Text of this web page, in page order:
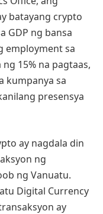
batayang crypto
GDP ng bansa
employment sa
15% na pagtaas,
kumpanya sa
presensya
ay nagdala din
ng
ng Vanuatu.
Digital Currency
ay